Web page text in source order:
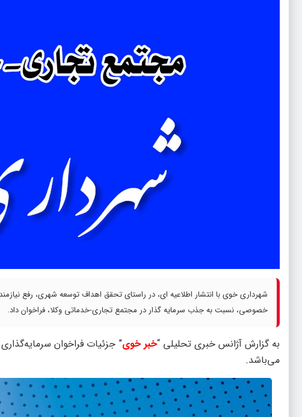
شهرداری خوی با انتشار اطلاعیه ای، در راستای تحقق اهداف توسعه شهری، رفع
خصوصی، نسبت به جذب سرمایه گذار در مجتمع تجاری-خدماتی وکلا، فراخوان داد.
به گزارش آژانس خبری تحلیلی “خبر خوی” جزئیات فراخوان
می‌باشد.